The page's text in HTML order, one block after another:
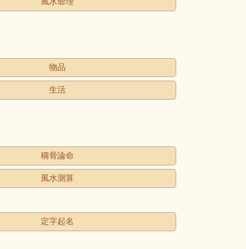
物品
生活
稱骨論命
風水測算
定字起名